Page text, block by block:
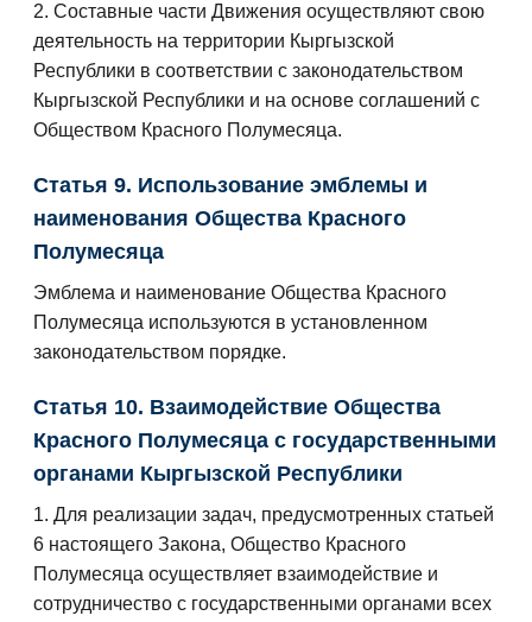
2. Составные части Движения осуществляют свою
деятельность на территории Кыргызской
Республики в соответствии с законодательством
Кыргызской Республики и на основе соглашений с
Обществом Красного Полумесяца.
Статья 9. Использование эмблемы и
наименования Общества Красного
Полумесяца
Эмблема и наименование Общества Красного
Полумесяца используются в установленном
законодательством порядке.
Статья 10. Взаимодействие Общества
Красного Полумесяца с государственными
органами Кыргызской Республики
1. Для реализации задач, предусмотренных статьей
6 настоящего Закона, Общество Красного
Полумесяца осуществляет взаимодействие и
сотрудничество с государственными органами всех